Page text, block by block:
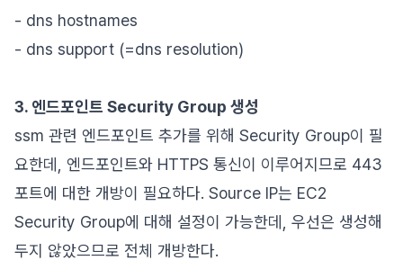
- dns hostnames
- dns support (=dns resolution)
3. 엔드포인트 Security Group 생성
ssm 관련 엔드포인트 추가를 위해 Security Group이 필
요한데, 엔드포인트와 HTTPS 통신이 이루어지므로 443
포트에 대한 개방이 필요하다. Source IP는 EC2
Security Group에 대해 설정이 가능한데, 우선은 생성해
두지 않았으므로 전체 개방한다.